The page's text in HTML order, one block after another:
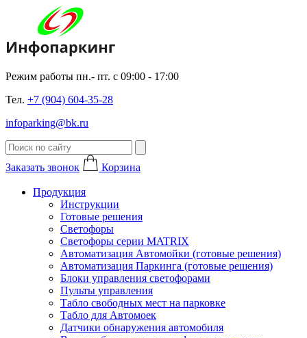
Режим работы пн.- пт. с 09:00 - 17:00
Тел. +7 (904) 604-35-28
infoparking@bk.ru
Заказать звонок Корзина
Продукция
Инструкции
Готовые решения
Светофоры
Светофоры серии MATRIX
Автоматизация Автомойки (готовые решения)
Автоматизация Паркинга (готовые решения)
Блоки управления светофорами
Пульты управления
Табло свободных мест на парковке
Табло для Автомоек
Датчики обнаружения автомобиля